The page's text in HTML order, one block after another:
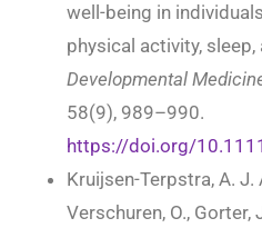
well-being in
physical activity,
Developmental
58(9), 989–990.
https://doi.org/
Kruijsen-Terpstra, A. J.
Verschuren, O., Gorter,